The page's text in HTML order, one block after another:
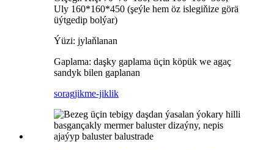
Uly 160*160*450 (şeýle hem öz islegiňize görä
üýtgedip bolýar)
Ýüzi: jylaňlanan
Gaplama: daşky gaplama üçin köpük we agaç
sandyk bilen gaplanan
soragjikme-jiklik